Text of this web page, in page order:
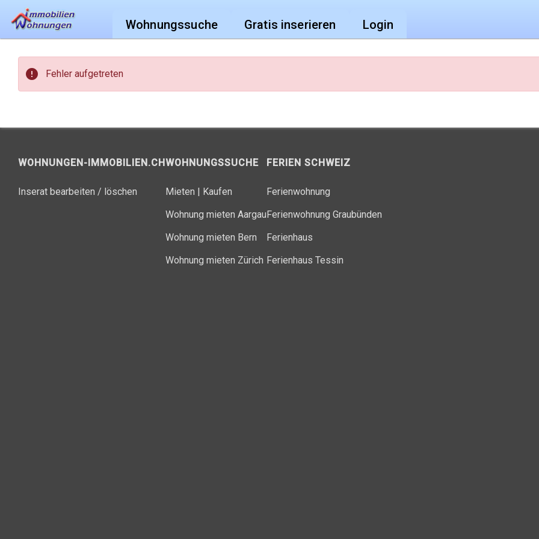
Wohnungssuche Gratis inserieren Login
error Fehler aufgetreten
WOHNUNGEN-IMMOBILIEN.CH
Inserat bearbeiten / löschen
WOHNUNGSSUCHE
Mieten | Kaufen
Wohnung mieten Aargau
Wohnung mieten Bern
Wohnung mieten Zürich
FERIEN SCHWEIZ
Ferienwohnung
Ferienwohnung Graubünden
Ferienhaus
Ferienhaus Tessin